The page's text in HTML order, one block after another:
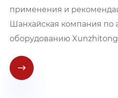
применения и
Шанхайская компания по
оборудованию
